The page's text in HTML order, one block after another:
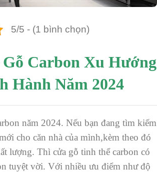
5/5 - (1 bình chọn)
Carbon Xu Hướng
Hành Năm 2024
năm 2024. Nếu bạn đang tìm kiếm
cho căn nhà của mình,kèm theo đó
lượng. Thì cửa gỗ tinh thể carbon có
tuyệt vời. Với nhiều ưu điểm như độ